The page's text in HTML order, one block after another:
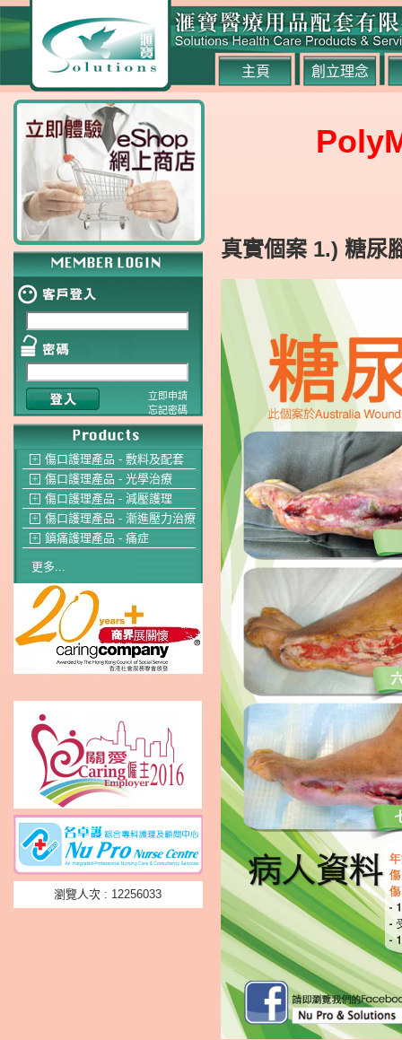
主頁 創立理念
立即申請
忘記密碼
＋ 傷口護理產品 - 敷料及配套
＋ 傷口護理產品 - 光學治療
＋ 傷口護理產品 - 減壓護理
＋ 傷口護理產品 - 漸進壓力治療
＋ 鎮痛護理產品 - 痛症
更多...
瀏覽人次 : 12256033
真實個案 1.) 糖尿